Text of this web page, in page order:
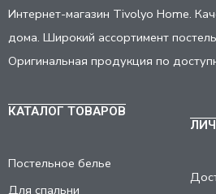
Интернет-магазин Tivolyo Home.
дома. Широкий ассортимент
Оригинальная продукция по
КАТАЛОГ ТОВАРОВ
Постельное белье
Для спальни